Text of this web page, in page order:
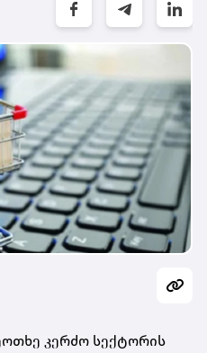
კერძო სექტორის